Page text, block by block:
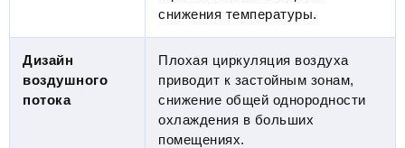
снижения температуры.
Дизайн
воздушного
потока
Плохая циркуляция воздуха
приводит к застойным зонам,
снижение общей однородности
охлаждения в больших
помещениях.